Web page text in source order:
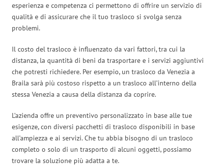
esperienza e competenza ci permettono di offrire un servizio di
qualità e di assicurare che il tuo trasloco si svolga senza
problemi.
Il costo del trasloco è influenzato da vari fattori, tra cui la
distanza, la quantità di beni da trasportare e i servizi aggiuntivi
che potresti richiedere. Per esempio, un trasloco da Venezia a
Braila sarà più costoso rispetto a un trasloco all’interno della
stessa Venezia a causa della distanza da coprire.
L’azienda offre un preventivo personalizzato in base alle tue
esigenze, con diversi pacchetti di trasloco disponibili in base
all’ampiezza e ai servizi. Che tu abbia bisogno di un trasloco
completo o solo di un trasporto di alcuni oggetti, possiamo
trovare la soluzione più adatta a te.